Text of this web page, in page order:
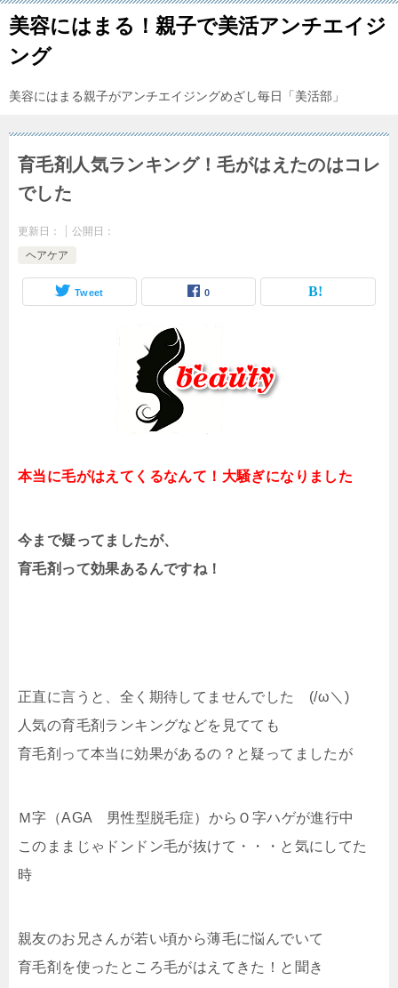
美容にはまる！親子で美活アンチエイジ
ング
美容にはまる親子がアンチエイジングめざし毎日「美活部」
育毛剤人気ランキング！毛がはえたのはコレ
でした
更新日：
公開日：
ヘアケア
Tweet 0
本当に毛がはえてくるなんて！大騒ぎになりました
今まで疑ってましたが、
育毛剤って効果あるんですね！
正直に言うと、全く期待してませんでした (/ω＼)
人気の育毛剤ランキングなどを見てても
育毛剤って本当に効果があるの？と疑ってましたが
Ｍ字（AGA 男性型脱毛症）からＯ字ハゲが進行中
このままじゃドンドン毛が抜けて・・・と気にしてた
時
親友のお兄さんが若い頃から薄毛に悩んでいて
育毛剤を使ったところ毛がはえてきた！と聞き